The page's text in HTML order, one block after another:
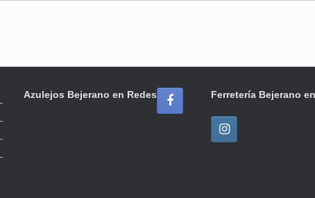
Azulejos Bejerano en Redes Ferretería Bejerano